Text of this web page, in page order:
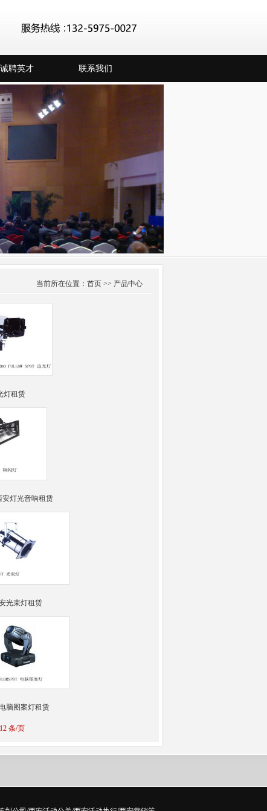
诚聘英才 联系我们
当前所在位置：首页 >> 产品中心
灯租赁
安灯光音响租赁
光束灯租赁
脑图案灯租赁
条/页